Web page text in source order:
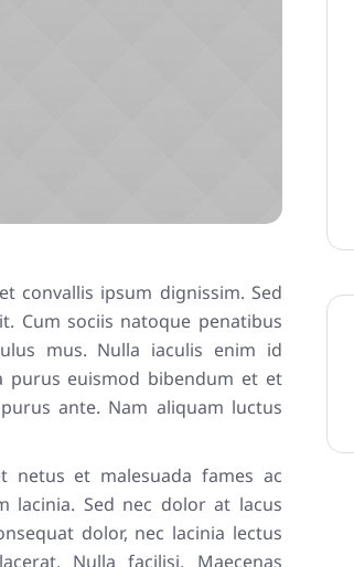
convallis ipsum dignissim. Sed
Cum sociis natoque penatibus
mus. Nulla iaculis enim id
euismod bibendum et et
ante. Nam aliquam luctus
netus et malesuada fames ac
lacinia. Sed nec dolor at lacus
dolor, nec lacinia lectus